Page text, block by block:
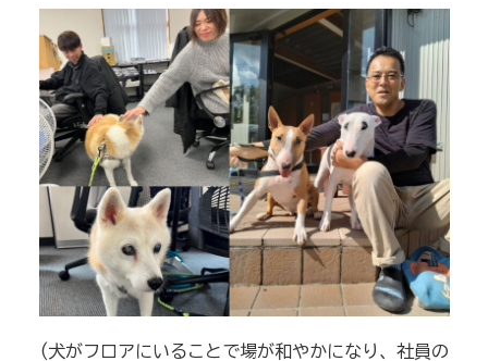
(犬がフロアにいることで場が和やかになり、社員の